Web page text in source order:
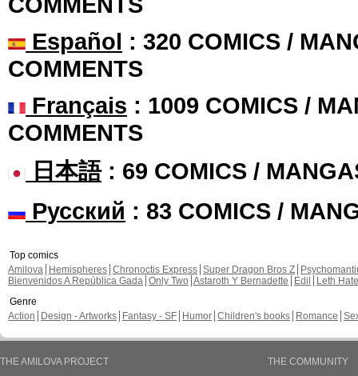
Español : 320 COMICS /
COMMENTS
Français : 1009 COMICS /
COMMENTS
日本語: 69 COMICS /
Русский : 83 COMICS /
Top comics
Amilova
Hemispheres Chronoctis Express Super Dragon Bros Z
Bienvenidos A República Gada Only Two Astaroth Y Bernadette Edil
Leth Hate
Genre
Action
Design - Artworks Fantasy - SF Humor Children's books Romance
THE AMILOVA PROJECT
THE COMMUNITY